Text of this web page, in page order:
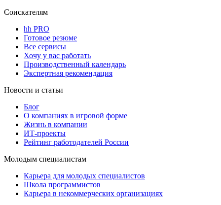
Соискателям
hh PRO
Готовое резюме
Все сервисы
Хочу у вас работать
Производственный календарь
Экспертная рекомендация
Новости и статьи
Блог
О компаниях в игровой форме
Жизнь в компании
ИТ-проекты
Рейтинг работодателей России
Молодым специалистам
Карьера для молодых специалистов
Школа программистов
Карьера в некоммерческих организациях